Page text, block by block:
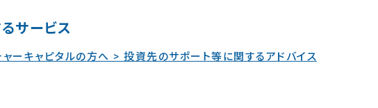
サービス
ーキャピタルの方へ > 投資先のサポート等に関するアドバイス